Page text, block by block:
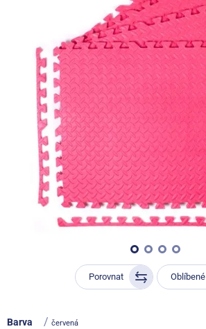
Barva / červená
Porovnat Oblíbené